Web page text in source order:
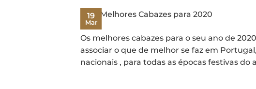
19
Mar
Os melhores cabazes para o seu ano de
associar o que de melhor se faz em
nacionais , para todas as épocas festivas do